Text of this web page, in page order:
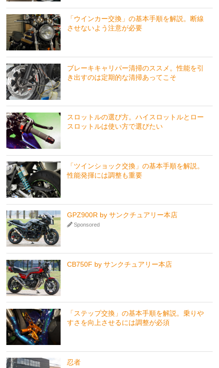
「ウインカー交換」の基本手順を解説。断線
させないよう注意が必要
ブレーキキャリパー清掃のススメ。性能を引
き出すのは定期的な清掃あってこそ
スロットルの選び方。ハイスロットルとロー
スロットルは使い方で選びたい
「ツインショック交換」の基本手順を解説。
性能発揮には調整も重要
GPZ900R by サンクチュアリー本店
Sponsored
CB750F by サンクチュアリー本店
「ステップ交換」の基本手順を解説。乗りや
すさを向上させるには調整が必須
忍者